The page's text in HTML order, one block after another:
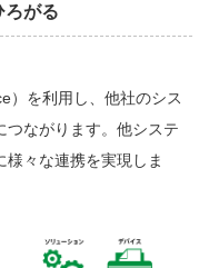
ろがる
）を利用し、他社のシス
つながります。他システ
様々な連携を実現しま